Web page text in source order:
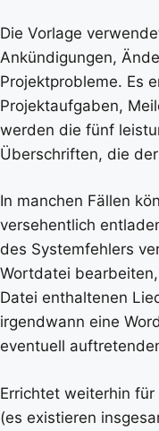
Die Vorlage
Ankündigungen,
Projektprobleme. Es
Projektaufgaben,
werden die fünf
Überschriften, die
In manchen Fällen
versehentlich
des Systemfehlers
Wortdatei
Datei enthaltenen
irgendwann eine
eventuell
Errichtet weiterhin
(es existieren